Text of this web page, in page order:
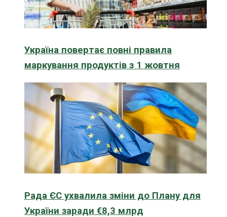
Україна повертає повні правила
маркування продуктів з 1 жовтня
Рада ЄС ухвалила зміни до Плану для
України заради €8,3 млрд